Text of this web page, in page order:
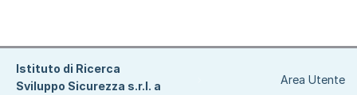
Area Utente
Istituto di Ricerca
Sviluppo Sicurezza s.r.l. a